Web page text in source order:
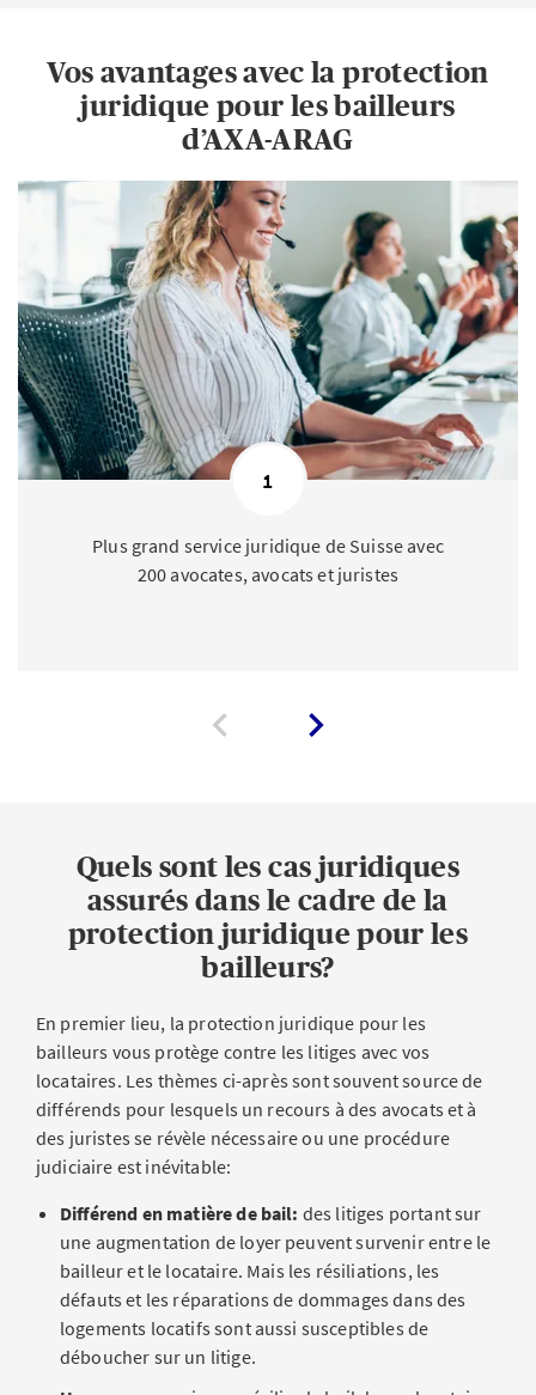
Vos avantages avec la protection
juridique pour les bailleurs
d’AXA-ARAG
1
Plus grand service juridique de Suisse avec
200 avocates, avocats et juristes
Quels sont les cas juridiques
assurés dans le cadre de la
protection juridique pour les
bailleurs?
En premier lieu, la protection juridique pour les
bailleurs vous protège contre les litiges avec vos
locataires. Les thèmes ci-après sont souvent source de
différends pour lesquels un recours à des avocats et à
des juristes se révèle nécessaire ou une procédure
judiciaire est inévitable:
Différend en matière de bail: des litiges portant sur
une augmentation de loyer peuvent survenir entre le
bailleur et le locataire. Mais les résiliations, les
défauts et les réparations de dommages dans des
logements locatifs sont aussi susceptibles de
déboucher sur un litige.